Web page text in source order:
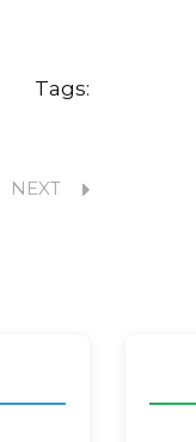
Tags:
NEXT